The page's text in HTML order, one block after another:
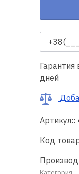
советы
Контакты
нас
Гарантия
дней
Артикул::
Код